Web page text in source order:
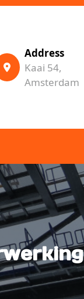
Address
Kaai 54,
Amsterdam